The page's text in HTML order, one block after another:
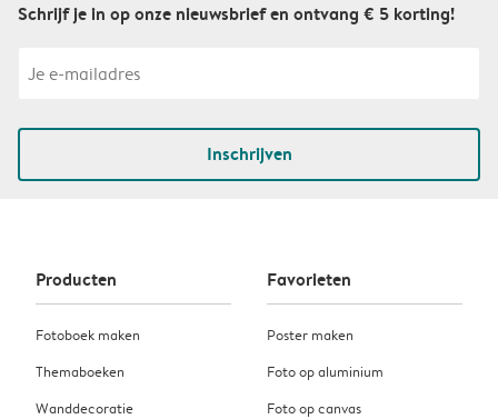
Schrijf je in op onze nieuwsbrief en ontvang € 5 korting!
Inschrijven
Producten
Fotoboek maken
Themaboeken
Wanddecoratie
Favorieten
Poster maken
Foto op aluminium
Foto op canvas